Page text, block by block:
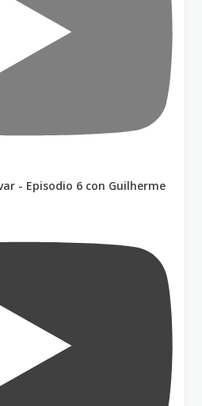
- Episodio 6 con Guilherme